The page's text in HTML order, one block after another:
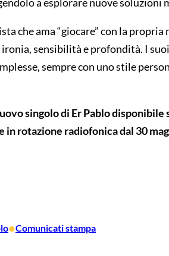
che ama “giocare” con la
sensibilità e profondità. I
sempre con uno stile
singolo di Er Pablo
in rotazione radiofonica dal 30
•Comunicati stampa